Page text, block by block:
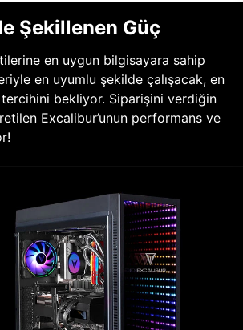
Şekillenen Güç
en uygun bilgisayara sahip
en uyumlu şekilde çalışacak, en
bekliyor. Siparişini verdiğin
Excalibur’unun performans ve